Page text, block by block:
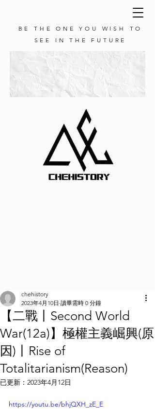
BE THE ONE YOU WISH TO
SEE IN THE FUTURE
【二戰丨Second World
War(12a)】極權主義崛興(原
因)丨Rise of
Totalitarianism(Reason)
chehistory
2023年4月10日 讀畢需時 0 分鐘
已更新： 2023年4月12日
https://youtu.be/bhjQXH_zE_E